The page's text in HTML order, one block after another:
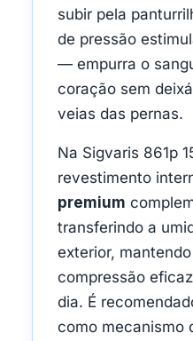
subir pela
de pressão
— empurra o
coração sem
veias das pernas.
Na Sigvaris 861p
revestimento
premium
transferindo a
exterior,
compressão
dia. É
como mecanismo